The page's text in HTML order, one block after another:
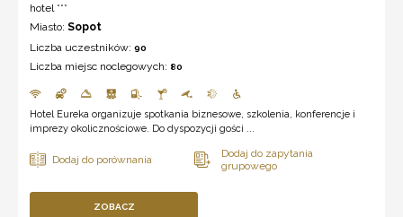
hotel ***
Miasto: Sopot
Liczba uczestników: 90
Liczba miejsc noclegowych: 80
Hotel Eureka organizuje spotkania biznesowe, szkolenia, konferencje i
imprezy okolicznościowe. Do dyspozycji gości ...
ZOBACZ